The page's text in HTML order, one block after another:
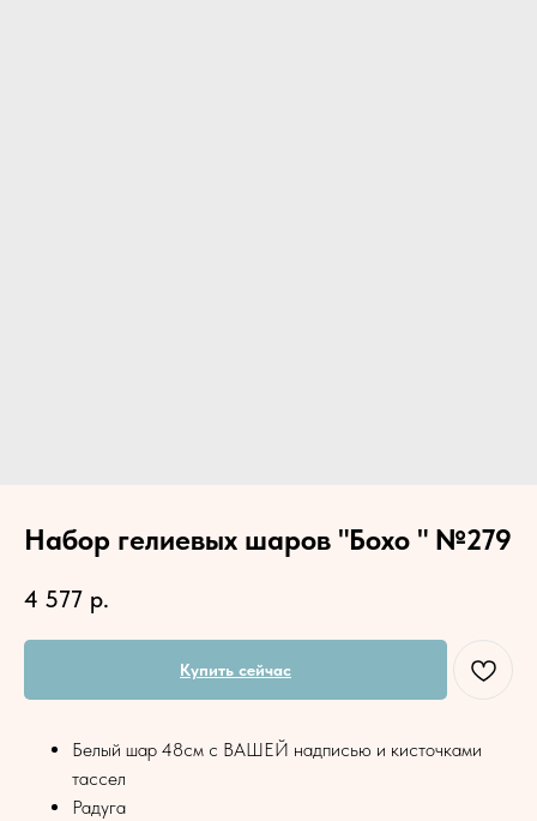
Набор гелиевых шаров "Бохо " №279
4 577 р.
Купить сейчас
Белый шар 48см с ВАШЕЙ надписью и кисточками
тассел
Радуга